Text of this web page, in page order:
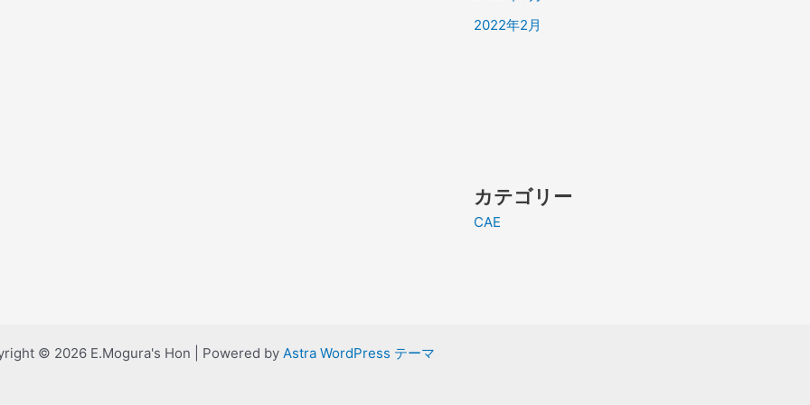
2022年2月
カテゴリー
CAE
© 2026 E.Mogura's Hon | Powered by Astra WordPress テーマ